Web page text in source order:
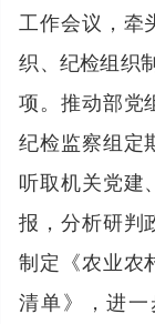
工作会议，牵
织、纪检组织
项。推动部党
纪检监察组定
听取机关党建
报，分析研判
制定《农业农
清单》，进